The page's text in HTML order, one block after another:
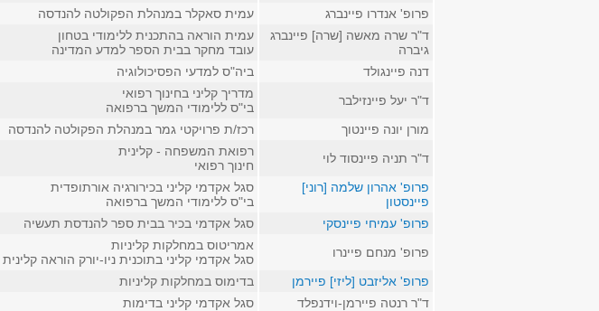
פרופ' אנדרו פיינברג
עמית סאקלר במנהלת הפקולטה להנדסה
ד"ר שרה מאשה [שרה] פיינברג
גיברה
עמית הוראה בהתכנית ללימודי בטחון
עובד מחקר בבית הספר למדע המדינה
דנה פיינגולד
ביה"ס למדעי הפסיכולוגיה
ד"ר יעל פיינזילבר
מדריך קליני בחינוך רפואי
בי"ס ללימודי המשך ברפואה
מורן יונה פיינטוך
רכז/ת פרויקטי גמר במנהלת הפקולטה להנדסה
ד"ר תניה פיינסוד לוי
רפואת המשפחה - קלינית
חינוך רפואי
פרופ' אהרון שלמה [רוני]
פיינסטון
סגל אקדמי קליני בכירורגיה אורתופדית
בי"ס ללימודי המשך ברפואה
פרופ' עמיחי פיינסקי
סגל אקדמי בכיר בבית ספר להנדסת תעשיה
פרופ' מנחם פיינרו
אמריטוס במחלקות קליניות
סגל אקדמי קליני בתוכנית ניו-יורק הוראה קלינית
פרופ' אליזבט [ליזי] פיירמן
בדימוס במחלקות קליניות
ד"ר רנטה פיירמן-וידנפלד
סגל אקדמי קליני בדימות